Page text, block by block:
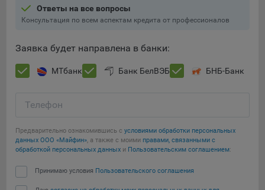
позволяют Обществу «запомнить» информацию о
выбранном пользователем городе и других местных
настраивать сайт.
9.4. Аналитические файлы cookie, например
Яндекс.Метрика, Google Analytics. Данные файлы cookie
использовал сайты, и позволяют Обществу вносить в них
Аналитические файлы cookie показывают, какие страницы
сайта Общества посещаются чаще всего, помогают
сайта, а также позволяют оценить эффективность
рекламы. Благодаря этому у Общества есть возможность
Ответы на все вопросы
Консультация по всем аспектам кредита от профессионалов
Заявка будет направлена в банки:
МТбанк Банк БелВЭБ БНБ-Банк
Телефон
Предварительно ознакомившись с условиями обработки персональных
данных ООО «Майфин», а также с моими правами, связанными с
обработкой персональных данных и Пользовательским соглашением:
Принимаю условия Пользовательского соглашения